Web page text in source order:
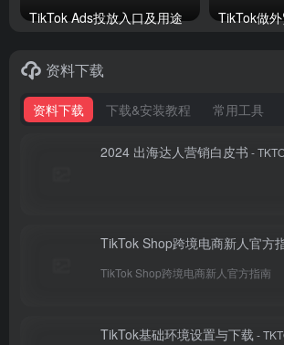
TikTok Ads投放入口及用途
资料下载
资料下载 下载&安装教程 常用工具
2024 出海达人营销白皮书 -
TikTok Shop跨境电商新人官方
TikTok Shop跨境电商新人官方指南
TikTok基础环境设置与下载-